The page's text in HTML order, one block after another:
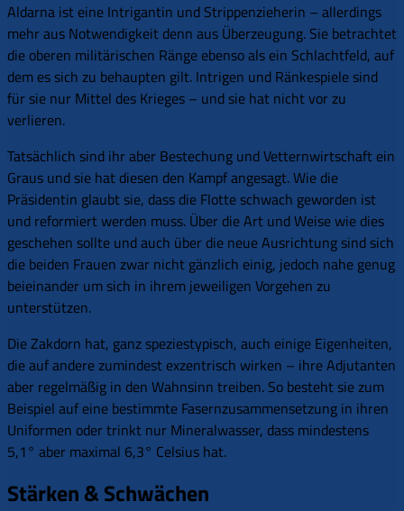
Aldarna ist eine Intrigantin und Strippenzieherin – allerdings
mehr aus Notwendigkeit denn aus Überzeugung. Sie betrachtet
die oberen militärischen Ränge ebenso als ein Schlachtfeld, auf
dem es sich zu behaupten gilt. Intrigen und Ränkespiele sind
für sie nur Mittel des Krieges – und sie hat nicht vor zu
verlieren.
Tatsächlich sind ihr aber Bestechung und Vetternwirtschaft ein
Graus und sie hat diesen den Kampf angesagt. Wie die
Präsidentin glaubt sie, dass die Flotte schwach geworden ist
und reformiert werden muss. Über die Art und Weise wie dies
geschehen sollte und auch über die neue Ausrichtung sind sich
die beiden Frauen zwar nicht gänzlich einig, jedoch nahe genug
beieinander um sich in ihrem jeweiligen Vorgehen zu
unterstützen.
Die Zakdorn hat, ganz speziestypisch, auch einige Eigenheiten,
die auf andere zumindest exzentrisch wirken – ihre Adjutanten
aber regelmäßig in den Wahnsinn treiben. So besteht sie zum
Beispiel auf eine bestimmte Fasernzusammensetzung in ihren
Uniformen oder trinkt nur Mineralwasser, dass mindestens
5,1° aber maximal 6,3° Celsius hat.
Stärken & Schwächen